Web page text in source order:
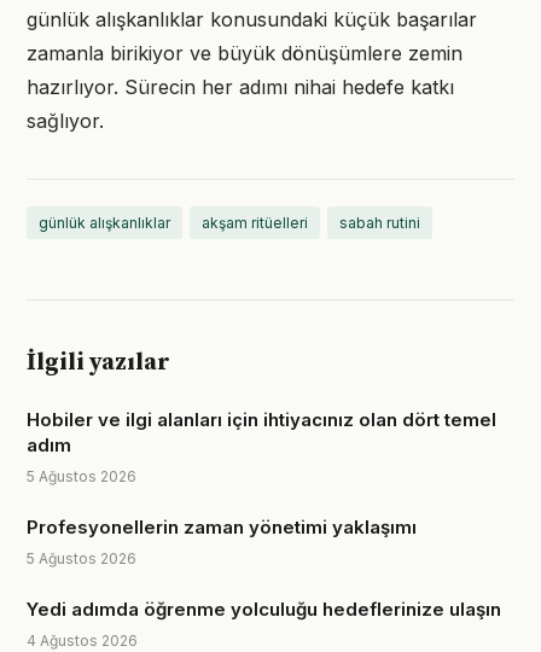
günlük alışkanlıklar konusundaki küçük başarılar
zamanla birikiyor ve büyük dönüşümlere zemin
hazırlıyor. Sürecin her adımı nihai hedefe katkı
sağlıyor.
günlük alışkanlıklar akşam ritüelleri sabah rutini
İlgili yazılar
Hobiler ve ilgi alanları için ihtiyacınız olan dört temel
adım
5 Ağustos 2026
Profesyonellerin zaman yönetimi yaklaşımı
5 Ağustos 2026
Yedi adımda öğrenme yolculuğu hedeflerinize ulaşın
4 Ağustos 2026